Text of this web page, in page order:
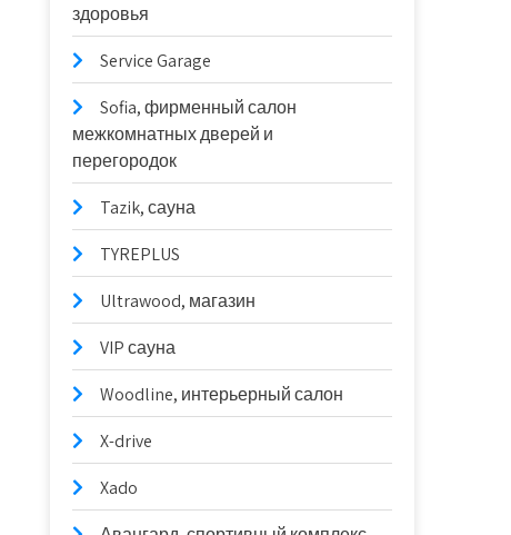
здоровья
Service Garage
Sofia, фирменный салон
межкомнатных дверей и
перегородок
Tazik, сауна
TYREPLUS
Ultrawood, магазин
VIP сауна
Woodline, интерьерный салон
X-drive
Xado